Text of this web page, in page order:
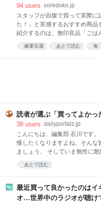
94 users soredoko.jp
スタッフが自腹で買って実際に
た！」と実感するおすすめ商品
紹介するのは、無印良品「ごは
本格四川の味が楽しめます。暑
調理するのは、面倒くさい。特
理するのも暑くて億劫。そんな
麻婆豆腐が味わえるのがこちら
4〜5分あたためて（電子レン
500Wで約2分）、ご飯にかける
きは、正
麻婆豆腐 あとで読む 食
読者が選ぶ「買ってよか
38 users dailyportalz.jp
こんにちは、編集部 石川です
慢したくなりますよね。そんな
ましょう。 そしていま無性に散
主義の手先となった我々人類に
もの」です。 ただいまAmazon
で、プライムデーの大型セール
あとで読む
最近買って良かったのは
オ…世界中のラジオが聴け